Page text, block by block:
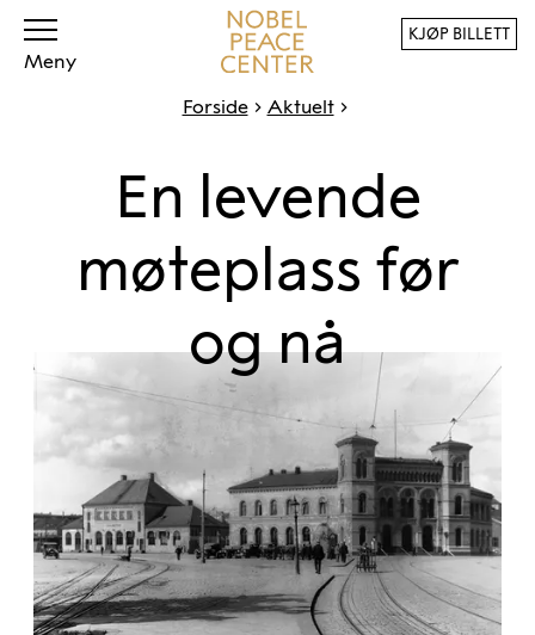
KJØP BILLETT
Meny
Forside
Aktuelt
En levende
møteplass før
og nå